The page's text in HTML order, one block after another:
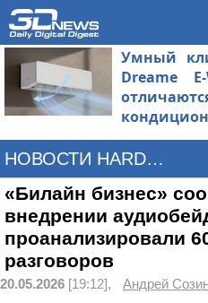
Умный
Dreame
НОВОСТИ HARDWARE
«Билайн бизнес»
внедрении
проанализировали
разговоров
20.05.2026 [19:12], Андрей